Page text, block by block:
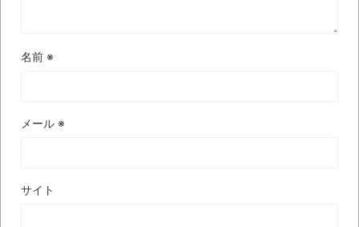
に入院中のオレのオナサポ懇願したら・・・
名前 ※
メール ※
サイト